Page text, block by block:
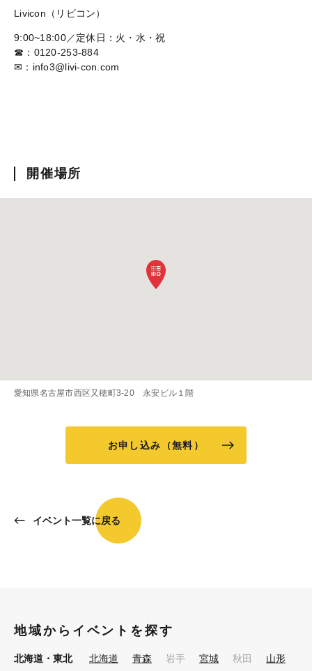
Livicon（リビコン）
9:00~18:00／定休日：火・水・祝
☎：0120-253-884
✉：info3@livi-con.com
開催場所
愛知県名古屋市西区又穂町3-20 永安ビル１階
お申し込み（無料）
イベント一覧に戻る
地域からイベントを探す
北海道・東北 北海道 青森 岩手 宮城 秋田 山形